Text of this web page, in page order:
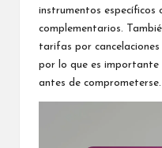
instrumentos específicos
complementarios.
tarifas por
por lo que es importante
antes de comprometerse.